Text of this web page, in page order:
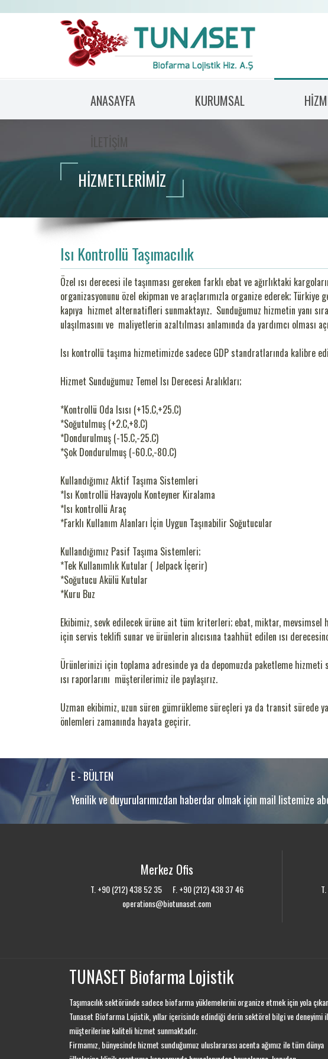
ANASAYFA KURUMSAL
İLETİŞİM
HİZMETLERİMİZ
Isı Kontrollü Taşımacılık
Özel ısı derecesi ile taşınması gereken farklı ebat ve ağırlıktaki
organizasyonunu özel ekipman ve araçlarımızla organize ederek;
kapıya hizmet alternatifleri sunmaktayız. Sunduğumuz hizmetin yanı
ulaşılmasını ve maliyetlerin azaltılması anlamında da yardımcı
Isı kontrollü taşıma hizmetimizde sadece GDP standratlarında kalibre
Hizmet Sunduğumuz Temel Isı Derecesi Aralıkları;
*Kontrollü Oda Isısı (+15.C,+25.C)
*Soğutulmuş (+2.C,+8.C)
*Dondurulmuş (-15.C,-25.C)
*Şok Dondurulmuş (-60.C,-80.C)
Kullandığımız Aktif Taşıma Sistemleri
*Isı Kontrollü Havayolu Konteyner Kiralama
*Isı kontrollü Araç
*Farklı Kullanım Alanları İçin Uygun Taşınabilir Soğutucular
Kullandığımız Pasif Taşıma Sistemleri;
*Tek Kullanımlık Kutular ( Jelpack İçerir)
*Soğutucu Akülü Kutular
*Kuru Buz
Ekibimiz, sevk edilecek ürüne ait tüm kriterleri; ebat, miktar, mevsimsel
için servis teklifi sunar ve ürünlerin alıcısına taahhüt edilen ısı
Ürünlerinizi için toplama adresinde ya da depomuzda paketleme hizmeti
ısı raporlarını müşterilerimiz ile paylaşırız.
Uzman ekibimiz, uzun süren gümrükleme süreçleri ya da transit sürede
önlemleri zamanında hayata geçirir.
E - BÜLTEN
Yenilik ve duyurularımızdan haberdar olmak için mail listemize
Merkez Ofis
T. +90 (212) 438 52 35 F. +90 (212) 438 37 46
operations@biotunaset.com
TUNASET Biofarma Lojistik
Taşımacılık sektöründe sadece biofarma yüklemelerini organize etmek için yola
Tunaset Biofarma Lojistik, yıllar içerisinde edindiği derin sektörel bilgi ve deneyimi
müşterilerine kaliteli hizmet sunmaktadır.
Firmamız, bünyesinde hizmet sunduğumuz uluslararası acenta ağımız ile tüm dünya